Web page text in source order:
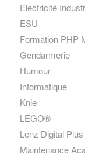
Electricité
ESU
Formation PHP
Gendarmerie
Humour
Informatique
Knie
LEGO®
Lenz Digital Plus
Maintenance